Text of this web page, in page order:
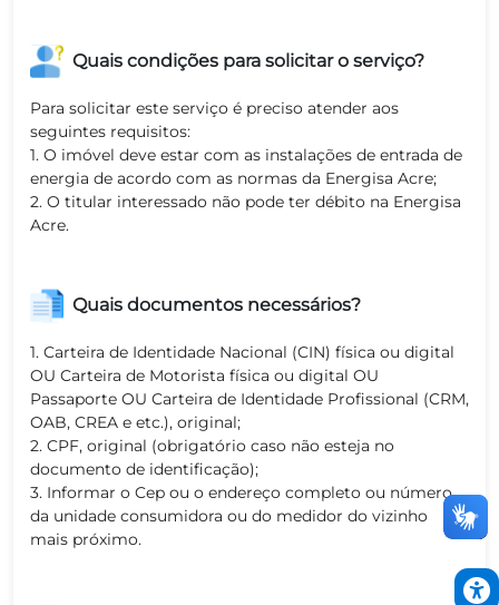
Quais condições para solicitar o serviço?
Para solicitar este serviço é preciso atender aos
seguintes requisitos:
1. O imóvel deve estar com as instalações de entrada de
energia de acordo com as normas da Energisa Acre;
2. O titular interessado não pode ter débito na Energisa
Acre.
Quais documentos necessários?
1. Carteira de Identidade Nacional (CIN) física ou digital
OU Carteira de Motorista física ou digital OU
Passaporte OU Carteira de Identidade Profissional (CRM,
OAB, CREA e etc.), original;
2. CPF, original (obrigatório caso não esteja no
documento de identificação);
3. Informar o Cep ou o endereço completo ou número
da unidade consumidora ou do medidor do vizinho
mais próximo.